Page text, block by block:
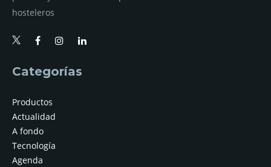
hosteleros
Categorías
Productos
Actualidad
A fondo
Tecnología
Agenda